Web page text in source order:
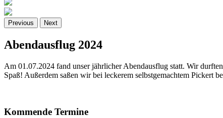
Previous Next
Abendausflug 2024
Am 01.07.2024 fand unser jährlicher Abendausflug statt. Wir
Spaß! Außerdem saßen wir bei leckerem selbstgemachtem Pickert
Kommende Termine